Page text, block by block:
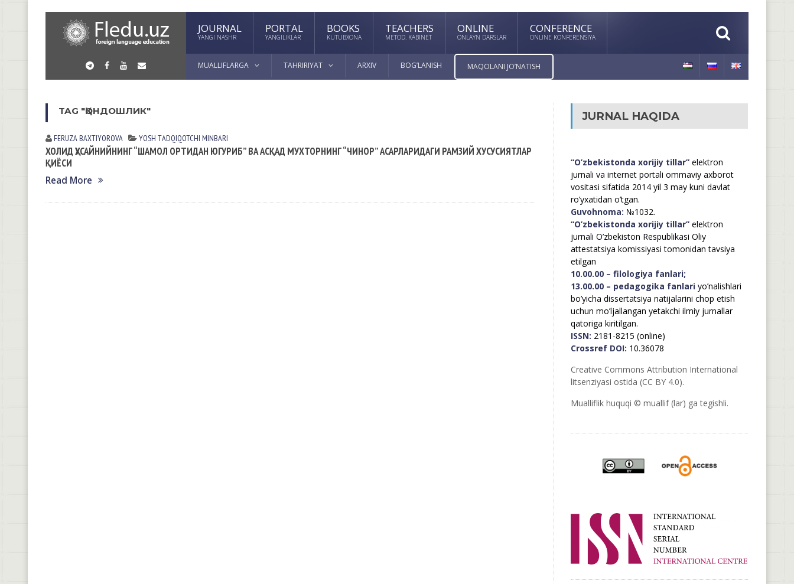
JOURNAL
YANGI NASHR
PORTAL
YANGILIKLAR
BOOKS
KUTUBXONA
TEACHERS
METOD. KABINET
ONLINE
ONLAYN DARSLAR
CONFERENCE
ONLINE KONFERENSIYA
MUALLIFLARGA TAHRIRIYAT ARXIV BOG’LANISH MAQOLANI JO’NATISH
TAG "ҚОНДОШЛИК"
FERUZA BАXTIYОROVА YOSH TАDQIQOTCHI MINBАRI
ХОЛИД ҲУСАЙНИЙНИНГ “ШАМОЛ ОРТИДАН ЮГУРИБ” ВА АСҚАД МУХТОРНИНГ “ЧИНОР” АСАРЛАРИДАГИ РАМЗИЙ ХУСУСИЯТЛАР
ҚИЁСИ
Read More
JURNAL HAQIDA
“O’zbekistonda xorijiy tillar”elektron
jurnali va internet portali ommaviy axborot
vositasi sifatida 2014 yil 3 may kuni davlat
ro’yxatidan o’tgan.
Guvohnoma: №1032.
“O’zbekistonda xorijiy tillar”elektron
jurnali O’zbekiston Respublikasi Oliy
attestatsiya komissiyasi tomonidan tavsiya
etilgan
10.00.00 – filologiya fanlari;
13.00.00 – pedagogika fanlariyo’nalishlari
bo’yicha dissertatsiya natijalarini chop etish
uchun mo’ljallangan yetakchi ilmiy jurnallar
qatoriga kiritilgan.
ISSN: 2181-8215 (online)
Crossref DOI: 10.36078
Creative Commons Attribution International
litsenziyasi ostida (CC BY 4.0).
Mualliflik huquqi © muallif (lar) ga tegishli.